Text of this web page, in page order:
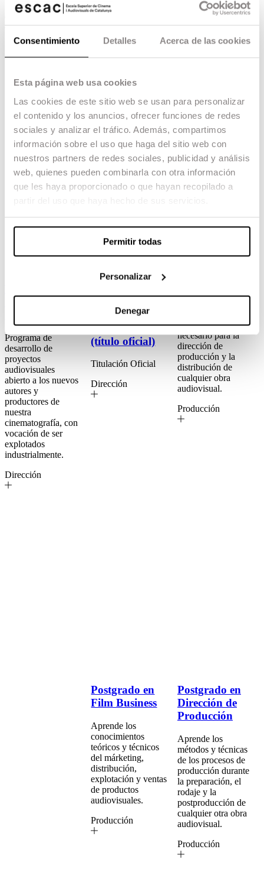
Consentimiento Detalles Acerca de las cookies
Esta página web usa cookies
Las cookies de este sitio web se usan para personalizar
el contenido y los anuncios, ofrecer funciones de redes
sociales y analizar el tráfico. Además, compartimos
información sobre el uso que haga del sitio web con
nuestros partners de redes sociales, publicidad y análisis
web, quienes pueden combinarla con otra información
que les haya proporcionado o que hayan recopilado a
Permitir todas
Personalizar
Denegar
Formación Escac: Producción
Ópera Prima
Programa de
desarrollo de
proyectos
audiovisuales
abierto a los nuevos
autores y
productores de
nuestra
cinematografía, con
vocación de ser
explotados
industrialmente.
Dirección
Documental y
No-Ficción
(título oficial)
Titulación Oficial
Dirección
Aprende todo lo
necesario para la
dirección de
producción y la
distribución de
cualquier obra
audiovisual.
Producción
Postgrado en
Film Business
Aprende los
conocimientos
teóricos y técnicos
del márketing,
distribución,
explotación y ventas
de productos
audiovisuales.
Producción
Postgrado en
Dirección de
Producción
Aprende los
métodos y técnicas
de los procesos de
producción durante
la preparación, el
rodaje y la
postproducción de
cualquier otra obra
audiovisual.
Producción